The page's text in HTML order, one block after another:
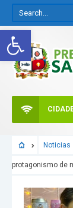
Abrir a barra de
Noticias
protagonismo de